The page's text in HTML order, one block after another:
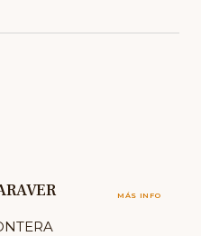
MÁS INFO